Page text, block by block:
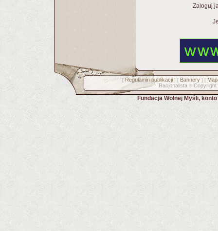
Zaloguj
[ Regulamin publikacji] [ Bannery] [
Racjonalista © Copyright
Fundacja Wolnej Myśli,